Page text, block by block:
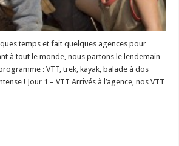
temps et fait quelques agences pour
à tout le monde, nous partons le lendemain
: VTT, trek, kayak, balade à dos
! Jour 1 – VTT Arrivés à l’agence, nos VTT